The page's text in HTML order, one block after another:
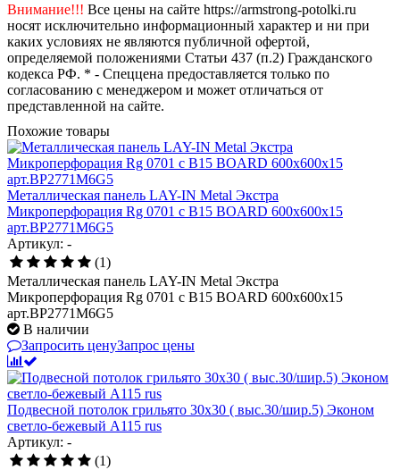
Внимание!!! Все цены на сайте https://armstrong-potolki.ru
носят исключительно информационный характер и ни при
каких условиях не являются публичной офертой,
определяемой положениями Статьи 437 (п.2) Гражданского
кодекса РФ. * - Спеццена предоставляется только по
согласованию с менеджером и может отличаться от
представленной на сайте.
Похожие товары
Металлическая панель LAY-IN Metal Экстра
Микроперфорация Rg 0701 с B15 BOARD 600x600x15
арт.BP2771M6G5
Артикул: -
(1)
Металлическая панель LAY-IN Metal Экстра
Микроперфорация Rg 0701 с B15 BOARD 600x600x15
арт.BP2771M6G5
В наличии
Запросить ценуЗапрос цены
Подвесной потолок грильято 30х30 ( выс.30/шир.5) Эконом
светло-бежевый А115 rus
Артикул: -
(1)